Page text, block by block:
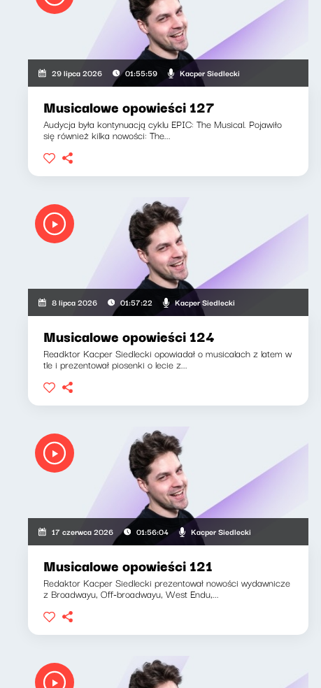
29 lipca 2026 01:55:59 Kacper Siedlecki
Musicalowe opowieści 127
Audycja była kontynuacją cyklu EPIC: The Musical. Pojawiło
się również kilka nowości: The...
8 lipca 2026 01:57:22 Kacper Siedlecki
Musicalowe opowieści 124
Readktor Kacper Siedlecki opowiadał o musicalach z latem w
tle i prezentował piosenki o lecie z...
17 czerwca 2026 01:56:04 Kacper Siedlecki
Musicalowe opowieści 121
Redaktor Kacper Siedlecki prezentował nowości wydawnicze
z Broadwayu, Off-broadwayu, West Endu,...